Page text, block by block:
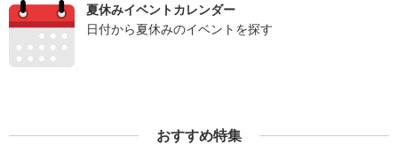
夏休みイベントカレンダー
日付から夏休みのイベントを探す
おすすめ特集